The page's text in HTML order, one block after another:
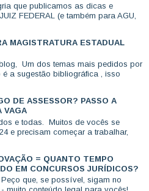
que publicamos as dicas e
FEDERAL (e também para AGU,
MAGISTRATURA ESTADUAL
Um dos temas mais pedidos por
a sugestão bibliográfica , isso
DE ASSESSOR? PASSO A
VAGA
e todas. Muitos de vocês se
e precisam começar a trabalhar,
= QUANTO TEMPO
EM CONCURSOS JURÍDICOS?
que, se possível, sigam no